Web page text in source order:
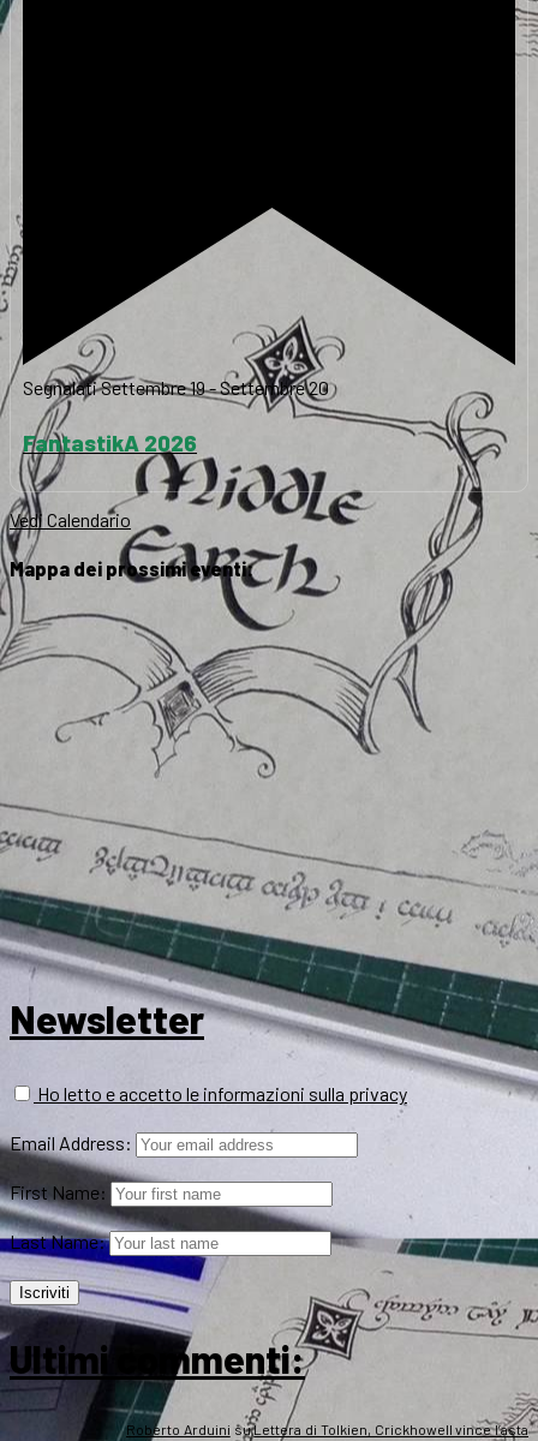
SegnalatiSettembre 19-Settembre 20
FantastikA 2026
Vedi Calendario
Mappa dei prossimi eventi:
Newsletter
Ho letto e accetto le informazioni sulla privacy
Email Address:
First Name:
Last Name:
Ultimi commenti:
Roberto Arduini suLettera di Tolkien, Crickhowell vince l’asta